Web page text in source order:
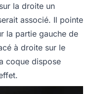
la droite un
associé. Il pointe
la partie gauche de
à droite sur le
coque dispose